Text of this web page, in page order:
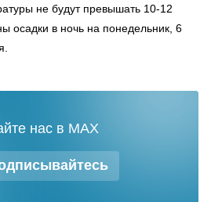
не будут превышать 10-12
осадки в ночь на понедельник, 6
нас в MAX